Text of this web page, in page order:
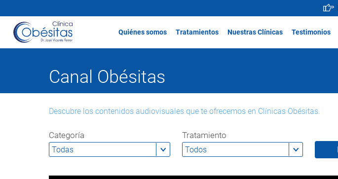
Quiénes somos Tratamientos Nuestras Clínicas Testimonios
Canal Obésitas
Descubre los contenidos audiovisuales que te ofrecemos en Clínicas Obésitas.
Categoría Tratamiento